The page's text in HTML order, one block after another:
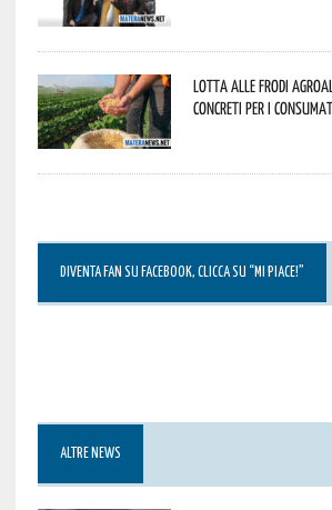
Lotta alle frodi
concreti per i
DIVENTA FAN SU FACEBOOK, CLICCA SU “MI PIACE!”
ALTRE NEWS